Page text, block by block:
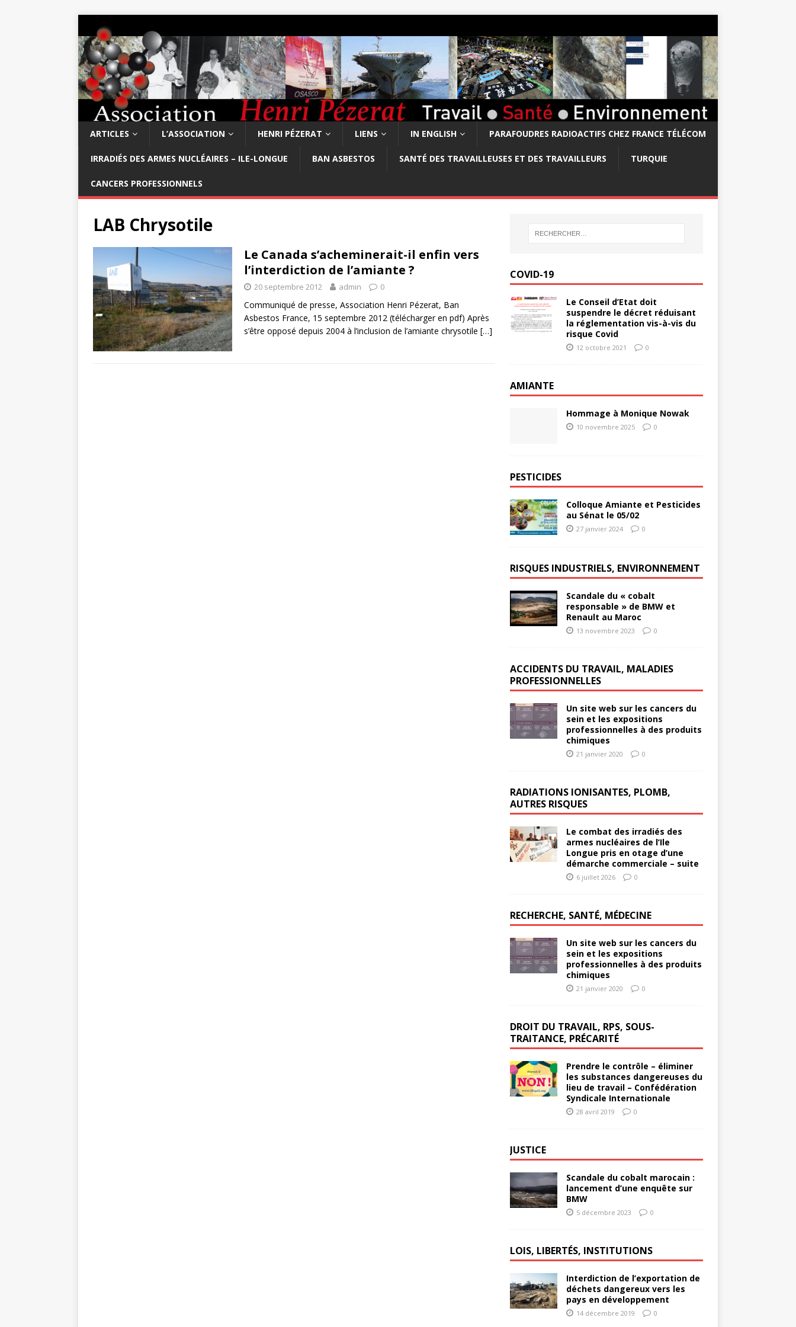
ARTICLES L’ASSOCIATION HENRI PÉZERAT LIENS IN ENGLISH PARAFOUDRES RADIOACTIFS CHEZ FRANCE TÉLÉCOM
IRRADIÉS DES ARMES NUCLÉAIRES – ILE-LONGUE BAN ASBESTOS SANTÉ DES TRAVAILLEUSES ET DES TRAVAILLEURS TURQUIE
CANCERS PROFESSIONNELS
LAB Chrysotile
Le Canada s’acheminerait-il enfin vers
l’interdiction de l’amiante ?
20 septembre 2012 admin 0
Communiqué de presse, Association Henri Pézerat, Ban
Asbestos France, 15 septembre 2012 (télécharger en pdf) Après
s’être opposé depuis 2004 à l’inclusion de l’amiante chrysotile […]
COVID-19
Le Conseil d’Etat doit
suspendre le décret réduisant
la réglementation vis-à-vis du
risque Covid
12 octobre 2021 0
AMIANTE
Hommage à Monique Nowak
10 novembre 2025 0
PESTICIDES
Colloque Amiante et Pesticides
au Sénat le 05/02
27 janvier 2024 0
RISQUES INDUSTRIELS, ENVIRONNEMENT
Scandale du « cobalt
responsable » de BMW et
Renault au Maroc
13 novembre 2023 0
ACCIDENTS DU TRAVAIL, MALADIES
PROFESSIONNELLES
Un site web sur les cancers du
sein et les expositions
professionnelles à des produits
chimiques
21 janvier 2020 0
RADIATIONS IONISANTES, PLOMB,
AUTRES RISQUES
Le combat des irradiés des
armes nucléaires de l’Ile
Longue pris en otage d’une
démarche commerciale – suite
6 juillet 2026 0
RECHERCHE, SANTÉ, MÉDECINE
Un site web sur les cancers du
sein et les expositions
professionnelles à des produits
chimiques
21 janvier 2020 0
DROIT DU TRAVAIL, RPS, SOUS-
TRAITANCE, PRÉCARITÉ
Prendre le contrôle – éliminer
les substances dangereuses du
lieu de travail – Confédération
Syndicale Internationale
28 avril 2019 0
JUSTICE
Scandale du cobalt marocain :
lancement d’une enquête sur
BMW
5 décembre 2023 0
LOIS, LIBERTÉS, INSTITUTIONS
Interdiction de l’exportation de
déchets dangereux vers les
pays en développement
14 décembre 2019 0